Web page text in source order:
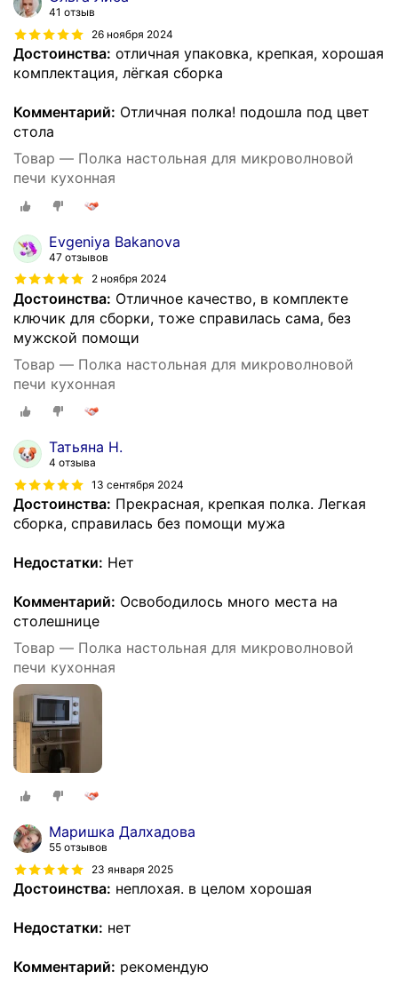
41 отзыв
26 ноября 2024
Достоинства: отличная упаковка, крепкая, хорошая
комплектация, лёгкая сборка
Комментарий: Отличная полка! подошла под цвет
стола
Товар — Полка настольная для микроволновой
печи кухонная
Evgeniya Bakanova
47 отзывов
2 ноября 2024
Достоинства: Отличное качество, в комплекте
ключик для сборки, тоже справилась сама, без
мужской помощи
Товар — Полка настольная для микроволновой
печи кухонная
Татьяна Н.
4 отзыва
13 сентября 2024
Достоинства: Прекрасная, крепкая полка. Легкая
сборка, справилась без помощи мужа
Недостатки: Нет
Комментарий: Освободилось много места на
столешнице
Товар — Полка настольная для микроволновой
печи кухонная
Маришка Далхадова
55 отзывов
23 января 2025
Достоинства: неплохая. в целом хорошая
Недостатки: нет
Комментарий: рекомендую